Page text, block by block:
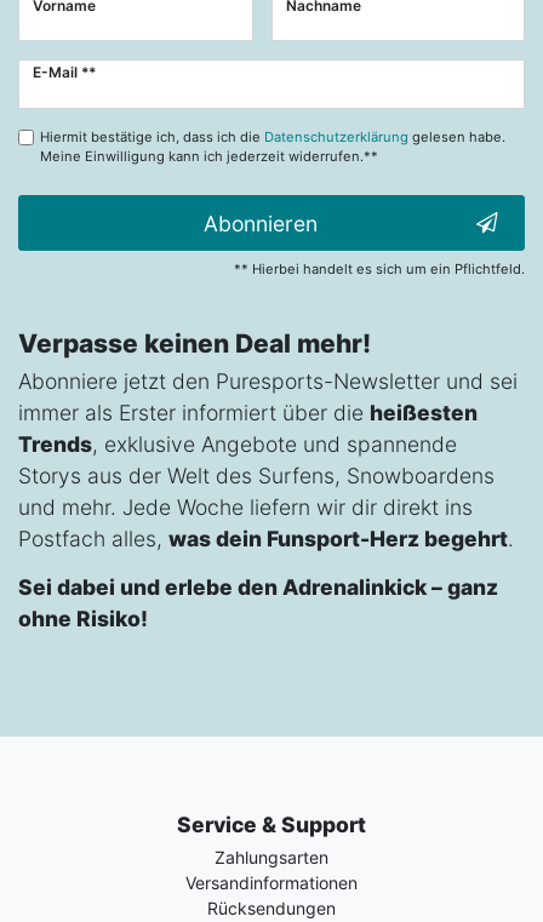
Vorname Nachname
E-Mail **
Newsletter
Hiermit bestätige ich, dass ich die Datenschutzerklärung gelesen habe.
Meine Einwilligung kann ich jederzeit widerrufen.**
Abonnieren
** Hierbei handelt es sich um ein Pflichtfeld.
Verpasse keinen Deal mehr!
Abonniere jetzt den Puresports-Newsletter und sei
immer als Erster informiert über die heißesten
Trends, exklusive Angebote und spannende
Storys aus der Welt des Surfens, Snowboardens
und mehr. Jede Woche liefern wir dir direkt ins
Postfach alles, was dein Funsport-Herz begehrt.
Sei dabei und erlebe den Adrenalinkick – ganz
ohne Risiko!
Service & Support
Zahlungsarten
Versandinformationen
Rücksendungen